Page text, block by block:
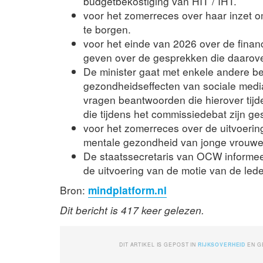
voor het zomerreces over haar inzet
te borgen.
voor het einde van 2026 over de
geven over de gesprekken die
De minister gaat met enkele andere
gezondheidseffecten van sociale
vragen beantwoorden die hierover
die tijdens het commissiedebat zijn
voor het zomerreces over de
mentale gezondheid van jonge
De staatssecretaris van OCW
de uitvoering van de motie van de
Bron: mindplatform.nl
Dit bericht is 417 keer gelezen.
DIT ARTIKEL IS GEPOST IN RIJKSOVERHEID EN